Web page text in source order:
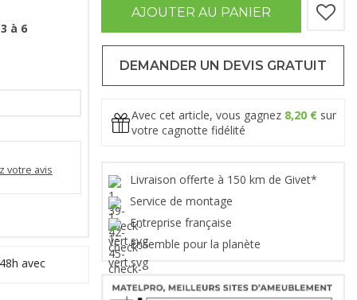
à 6
votre avis
avec
AJOUTER AU PANIER
DEMANDER UN DEVIS GRATUIT
Avec cet article, vous gagnez 8,20 € sur
votre cagnotte fidélité
Livraison offerte à 150 km de Givet*
Service de montage
Entreprise française
Ensemble pour la planète